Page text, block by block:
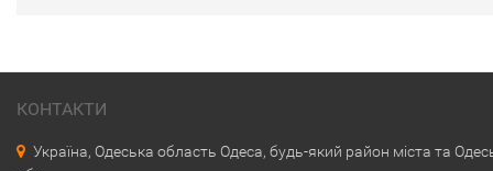
КОНТАКТИ
Україна, Одеська область Одеса, будь-який район міста та